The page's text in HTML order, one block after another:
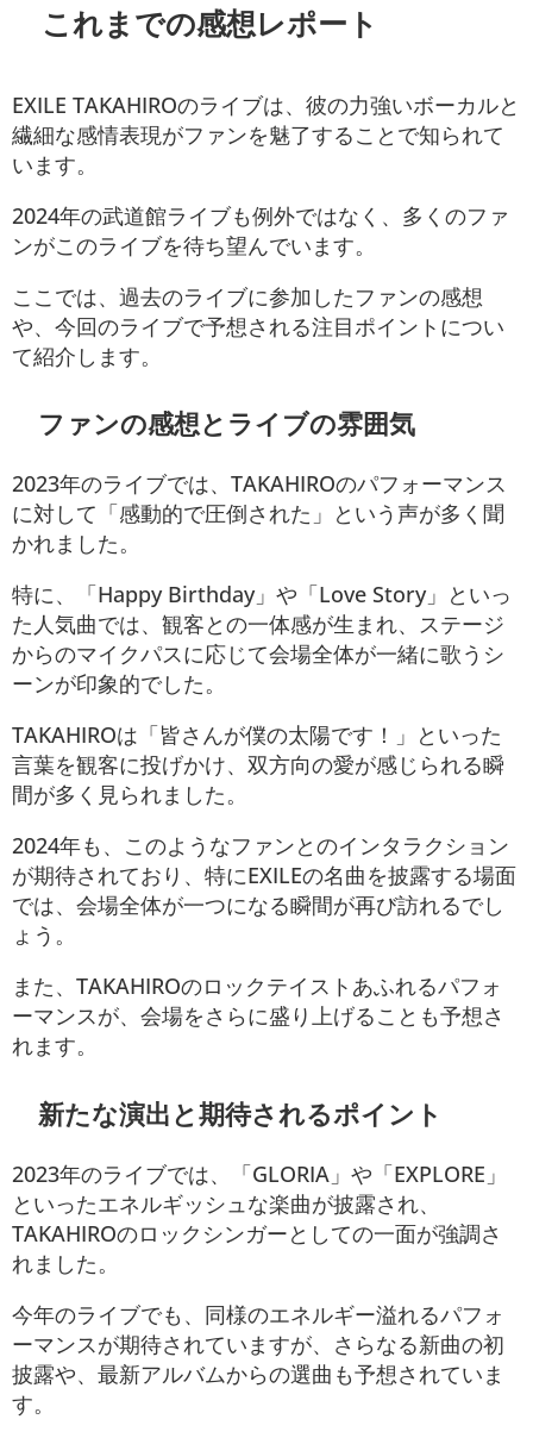
これまでの感想レポート
EXILE TAKAHIROのライブは、彼の力強いボーカルと
繊細な感情表現がファンを魅了することで知られて
います。
2024年の武道館ライブも例外ではなく、多くのファ
ンがこのライブを待ち望んでいます。
ここでは、過去のライブに参加したファンの感想
や、今回のライブで予想される注目ポイントについ
て紹介します。
ファンの感想とライブの雰囲気
2023年のライブでは、TAKAHIROのパフォーマンス
に対して「感動的で圧倒された」という声が多く聞
かれました。
特に、「Happy Birthday」や「Love Story」といっ
た人気曲では、観客との一体感が生まれ、ステージ
からのマイクパスに応じて会場全体が一緒に歌うシ
ーンが印象的でした。
TAKAHIROは「皆さんが僕の太陽です！」といった
言葉を観客に投げかけ、双方向の愛が感じられる瞬
間が多く見られました。
2024年も、このようなファンとのインタラクション
が期待されており、特にEXILEの名曲を披露する場面
では、会場全体が一つになる瞬間が再び訪れるでし
ょう。
また、TAKAHIROのロックテイストあふれるパフォ
ーマンスが、会場をさらに盛り上げることも予想さ
れます。
新たな演出と期待されるポイント
2023年のライブでは、「GLORIA」や「EXPLORE」
といったエネルギッシュな楽曲が披露され、
TAKAHIROのロックシンガーとしての一面が強調さ
れました。
今年のライブでも、同様のエネルギー溢れるパフォ
ーマンスが期待されていますが、さらなる新曲の初
披露や、最新アルバムからの選曲も予想されていま
す。